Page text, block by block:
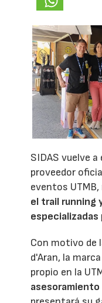
SIDAS vuelve
proveedor
eventos UTMB,
el trail running
especializadas
Con motivo de
d'Aran, la
propio en la